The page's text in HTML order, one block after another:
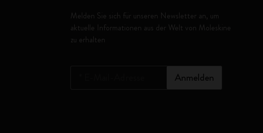
Melden Sie sich für unseren Newsletter an, um
aktuelle Informationen aus der Welt von Moleskine
zu erhalten
Anmelden